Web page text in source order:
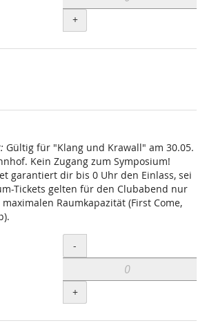
+
Gültig für "Klang und Krawall" am 30.05.
Kein Zugang zum Symposium!
garantiert dir bis 0 Uhr den Einlass, sei
Tickets gelten für den Clubabend nur
Raumkapazität (First Come,
Menge
-
+